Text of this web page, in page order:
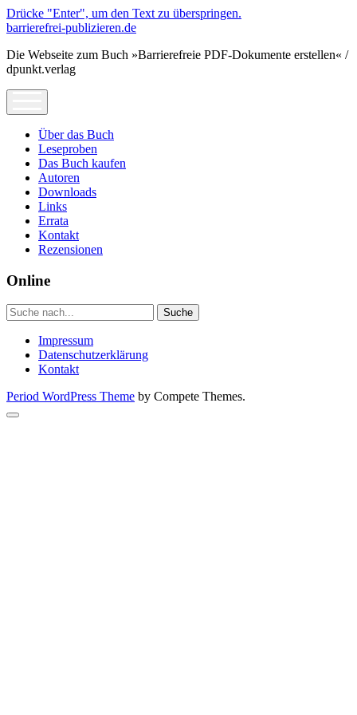
Drücke "Enter", um den Text zu überspringen.
barrierefrei-publizieren.de
Die Webseite zum Buch »Barrierefreie PDF-Dokumente erstellen« /
dpunkt.verlag
Über das Buch
Leseproben
Das Buch kaufen
Autoren
Downloads
Links
Errata
Kontakt
Rezensionen
Online
Seitenleiste
Suche
Impressum
Datenschutzerklärung
Kontakt
Period WordPress Theme by Compete Themes.
Scroll